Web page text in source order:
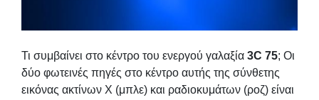
Τι συμβαίνει στο κέντρο του ενεργού γαλαξία 3C 75; Οι
δύο φωτεινές πηγές στο κέντρο αυτής της σύνθετης
εικόνας ακτίνων Χ (μπλε) και ραδιοκυμάτων (ροζ) είναι